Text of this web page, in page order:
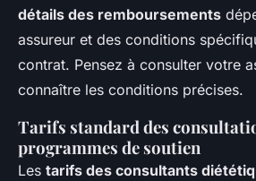
détails des remboursements
assureur et des conditions
contrat. Pensez à consulter votre
connaître les conditions précises.
Tarifs standard des
programmes de soutien
Les tarifs des consultants